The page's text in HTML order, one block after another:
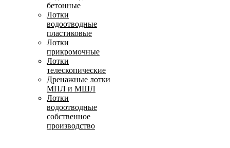
бетонные
Лотки
водоотводные
пластиковые
Лотки
прикромочные
Лотки
телескопические
Дренажные лотки
МПЛ и МШЛ
Лотки
водоотводные
собственное
производство